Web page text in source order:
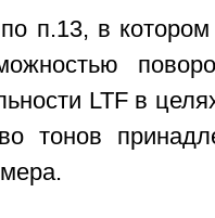
п.13, в
LTF в
тонов